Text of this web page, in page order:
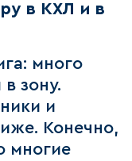
в КХЛ и в
много
зону.
и
Конечно,
многие